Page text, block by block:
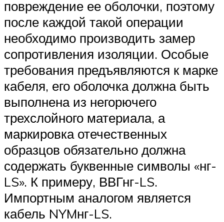
повреждение ее оболочки, поэтому
после каждой такой операции
необходимо производить замер
сопротивления изоляции. Особые
требования предъявляются к марке
кабеля, его оболочка должна быть
выполнена из негорючего
трехслойного материала, а
маркировка отечественных
образцов обязательно должна
содержать буквенные символы «нг-
LS». К примеру, ВВГнг-LS.
Импортным аналогом является
кабель NYMнг-LS.